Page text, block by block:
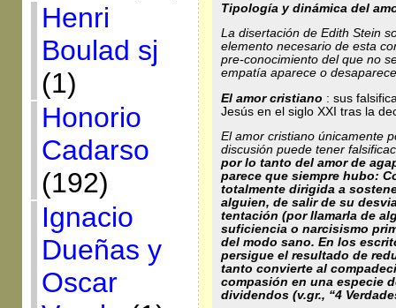
Henri
Boulad sj
(1)
Honorio
Cadarso
(192)
Ignacio
Dueñas y
Oscar
Tipología y dinámica del
La disertación de Edith Stein
elemento necesario de esta
pre-conocimiento del que no
empatía aparece o
El amor cristiano : sus
Jesús en el siglo XXI tras la
El amor cristiano únicamente
discusión puede tener
por lo tanto del amor de
parece que siempre hubo:
totalmente dirigida a
alguien, de salir de su
tentación (por llamarla de
suficiencia o narcisismo
del modo sano. En los
persigue el resultado de
tanto convierte al
compasión en una especie
dividendos (v.gr., “4